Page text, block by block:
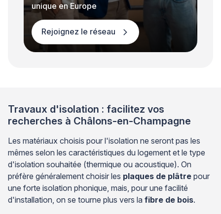
unique en Europe
Rejoignez le réseau
Travaux d'isolation : facilitez vos
recherches à Châlons-en-Champagne
Les matériaux choisis pour l'isolation ne seront pas les
mêmes selon les caractéristiques du logement et le type
d'isolation souhaitée (thermique ou acoustique). On
préfère généralement choisir les plaques de plâtre pour
une forte isolation phonique, mais, pour une facilité
d'installation, on se tourne plus vers la fibre de bois.